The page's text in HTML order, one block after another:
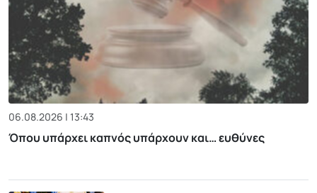
06.08.2026 | 13:43
Όπου υπάρχει καπνός υπάρχουν και… ευθύνες